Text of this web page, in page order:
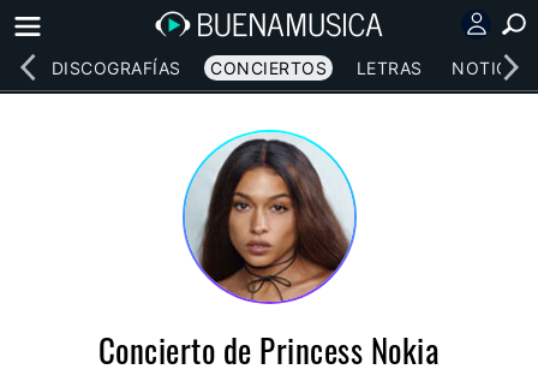
DISCOGRAFÍAS CONCIERTOS LETRAS NOTICIAS
Concierto de Princess Nokia